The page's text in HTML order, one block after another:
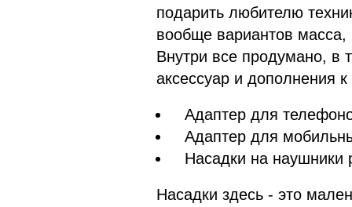
подарить любителю
вообще вариантов
Внутри все продумано, в
аксессуар и дополнения
Адаптер для
Адаптер для
Насадки на наушники
Насадки здесь - это